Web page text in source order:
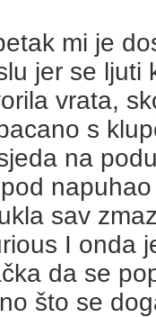
mi je
jer se ljuti
vrata,
s
na
sav
I onda
da se
što se